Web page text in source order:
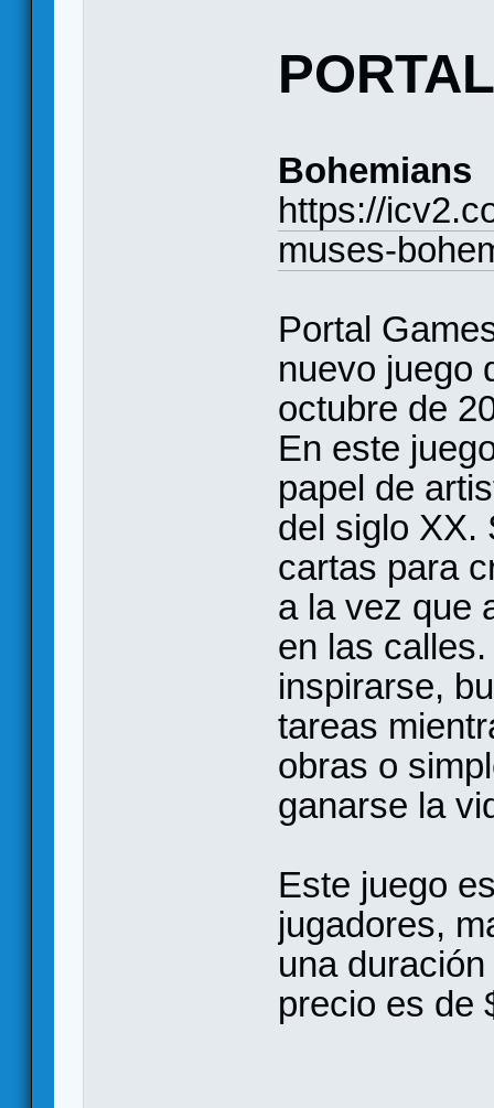
Bohemians
https://
muses-
Portal
nuevo juego
octubre de
En este
papel de
del siglo XX.
cartas para
a la vez que
en las
inspirarse,
tareas
obras o
ganarse la
Este juego
jugadores,
una
precio es de